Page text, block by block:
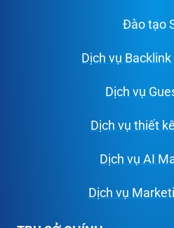
Đào tạo
Dịch vụ
Dịch vụ
Dịch vụ thiết
Dịch vụ AI
Dịch vụ